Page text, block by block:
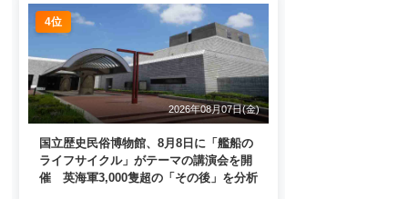
4位
2026年08月07日(金)
国立歴史民俗博物館、8月8日に「艦船の
ライフサイクル」がテーマの講演会を開
催 英海軍3,000隻超の「その後」を分析